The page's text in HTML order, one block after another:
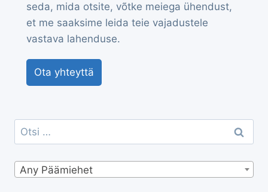
seda, mida otsite, võtke meiega ühendust,
et me saaksime leida teie vajadustele
vastava lahenduse.
Ota yhteyttä
Otsi:
Any Päämiehet